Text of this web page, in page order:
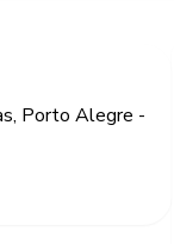
Porto Alegre -